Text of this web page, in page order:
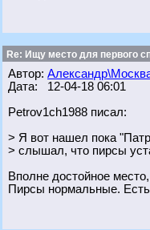
Re: Ищу место для первого
Автор:
Дата: 12-04-18 06:01
Petrov1ch1988 писал:
> Я вот нашел пока
> слышал, что пирсы
Вполне достойное
Пирсы нормальные. Есть